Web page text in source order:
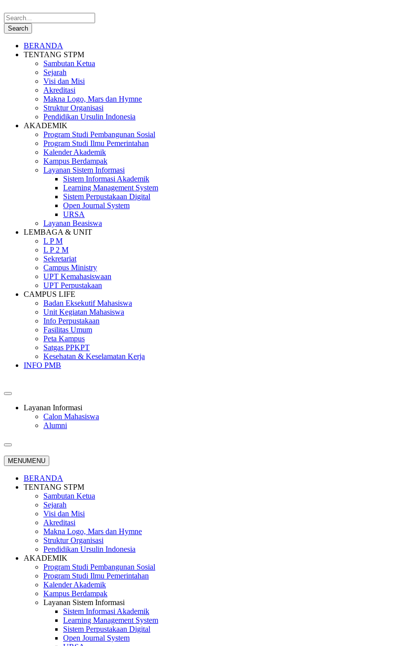
BERANDA
TENTANG STPM
Sambutan Ketua
Sejarah
Visi dan Misi
Akreditasi
Makna Logo, Mars dan Hymne
Struktur Organisasi
Pendidikan Ursulin Indonesia
AKADEMIK
Program Studi Pembangunan Sosial
Program Studi Ilmu Pemerintahan
Kalender Akademik
Kampus Berdampak
Layanan Sistem Informasi
Sistem Informasi Akademik
Learning Management System
Sistem Perpustakaan Digital
Open Journal System
URSA
Layanan Beasiswa
LEMBAGA & UNIT
L P M
L P 2 M
Sekretariat
Campus Ministry
UPT Kemahasiswaan
UPT Perpustakaan
CAMPUS LIFE
Badan Eksekutif Mahasiswa
Unit Kegiatan Mahasiswa
Info Perpustakaan
Fasilitas Umum
Peta Kampus
Satgas PPKPT
Kesehatan & Keselamatan Kerja
INFO PMB
Layanan Informasi
Calon Mahasiswa
Alumni
MENUMENU
BERANDA
TENTANG STPM
Sambutan Ketua
Sejarah
Visi dan Misi
Akreditasi
Makna Logo, Mars dan Hymne
Struktur Organisasi
Pendidikan Ursulin Indonesia
AKADEMIK
Program Studi Pembangunan Sosial
Program Studi Ilmu Pemerintahan
Kalender Akademik
Kampus Berdampak
Layanan Sistem Informasi
Sistem Informasi Akademik
Learning Management System
Sistem Perpustakaan Digital
Open Journal System